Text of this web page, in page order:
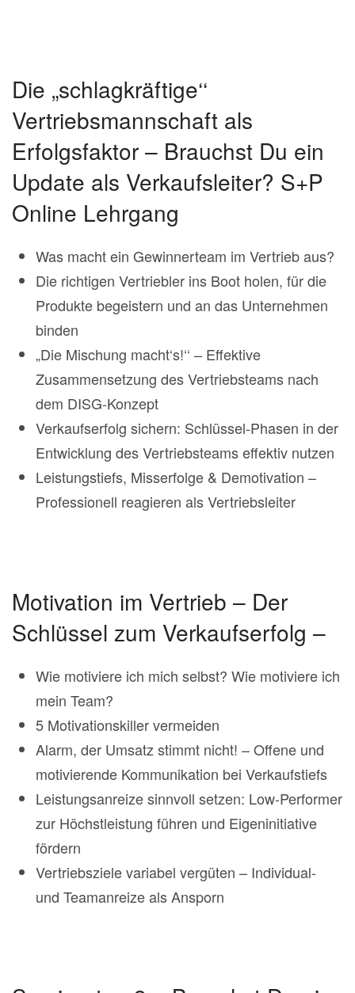
Die „schlagkräftige‘‘
Vertriebsmannschaft als
Erfolgsfaktor – Brauchst Du ein
Update als Verkaufsleiter? S+P
Online Lehrgang
Was macht ein Gewinnerteam im Vertrieb aus?
Die richtigen Vertriebler ins Boot holen, für die
Produkte begeistern und an das Unternehmen
binden
„Die Mischung macht‘s!‘‘ – Effektive
Zusammensetzung des Vertriebsteams nach
dem DISG-Konzept
Verkaufserfolg sichern: Schlüssel-Phasen in der
Entwicklung des Vertriebsteams effektiv nutzen
Leistungstiefs, Misserfolge & Demotivation –
Professionell reagieren als Vertriebsleiter
Motivation im Vertrieb – Der
Schlüssel zum Verkaufserfolg –
Wie motiviere ich mich selbst? Wie motiviere ich
mein Team?
5 Motivationskiller vermeiden
Alarm, der Umsatz stimmt nicht! – Offene und
motivierende Kommunikation bei Verkaufstiefs
Leistungsanreize sinnvoll setzen: Low-Performer
zur Höchstleistung führen und Eigeninitiative
fördern
Vertriebsziele variabel vergüten – Individual-
und Teamanreize als Ansporn